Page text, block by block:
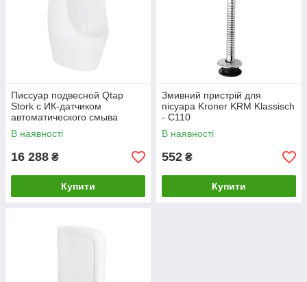
Писсуар подвесной Qtap
Stork с ИК-датчиком
автоматического смыва
350х310х685 White
QT1588102HW
В наявності
16 288 ₴
Купити
Змивний пристрій для
пісуара Kroner KRM Klassisch
- C110
В наявності
552 ₴
Купити